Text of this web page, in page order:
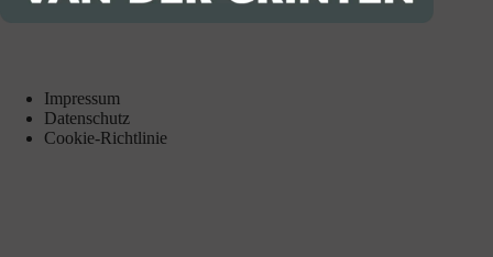
Impressum
Datenschutz
Cookie-Richtlinie